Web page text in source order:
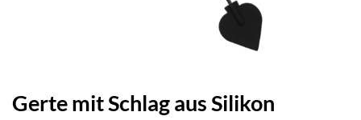
Gerte mit Schlag aus Silikon